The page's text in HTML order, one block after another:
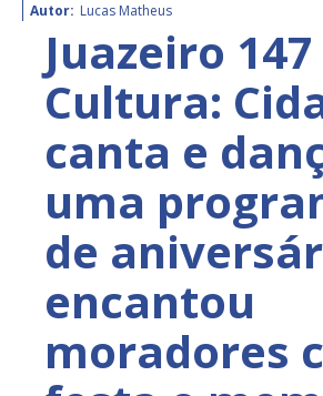
Autor: Lucas Matheus
Juazeiro
Cultura:
canta e
uma
de
encantou
moradores